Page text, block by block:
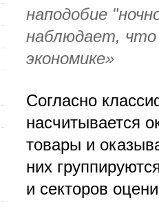
наподобие
наблюдает, что
экономике»
Согласно
насчитывается
товары и
них
и секторов